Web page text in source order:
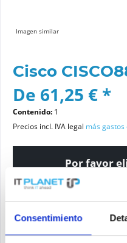
Consentimiento
Imagen similar
Cisco
De 61,25 € *
Contenido: 1
Precios incl. IVA legal más gastos
Por favor
Estado del artículo
nuevo